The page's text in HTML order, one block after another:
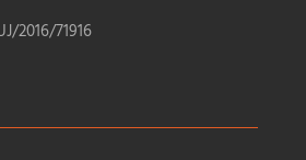
2016/71916